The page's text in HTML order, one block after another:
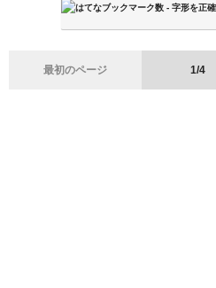
最初のページ 1/4